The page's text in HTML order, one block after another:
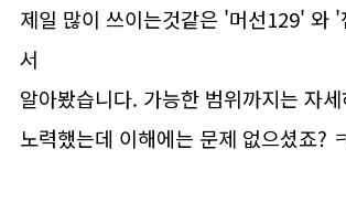
제일 많이 쓰이는것같은 '머선129' 와
서
알아봤습니다. 가능한 범위까지는 자
노력했는데 이해에는 문제 없으셨죠?